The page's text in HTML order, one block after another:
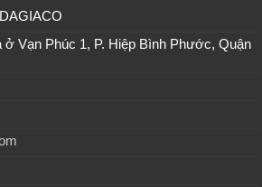
ở Vạn Phúc 1, P. Hiệp Bình Phước, Quận